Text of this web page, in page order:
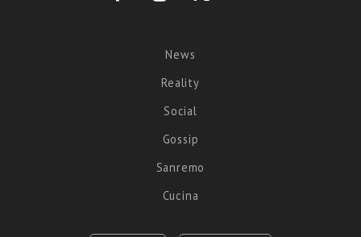
News
Reality
Social
Gossip
Sanremo
Cucina